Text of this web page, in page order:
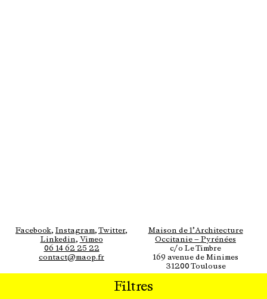
Filtres
Facebook, Instagram, Twitter,
Linkedin, Vimeo
Maison de l’Architecture
Occitanie — Pyrénées
06 14 62 25 22
contact@maop.fr
c/o Le Timbre
169 avenue de Minimes
31200 Toulouse